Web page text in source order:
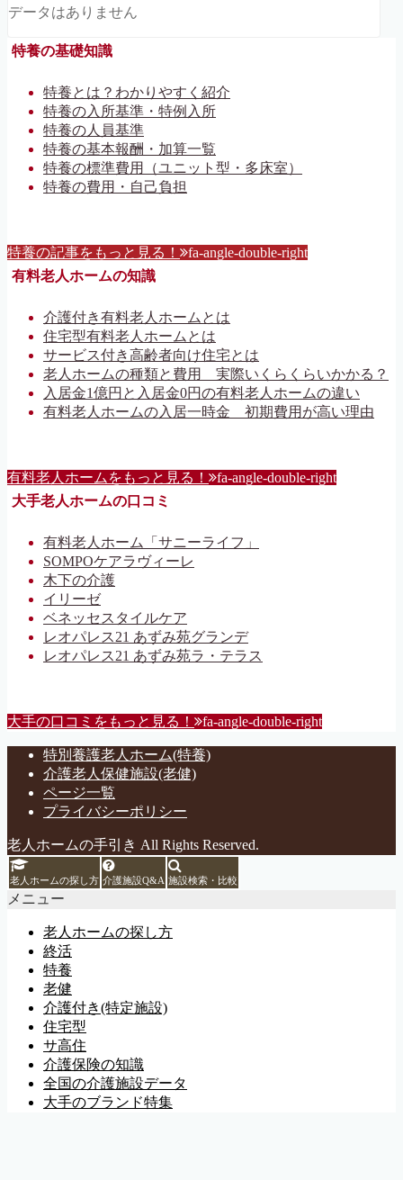
データはありません
特養の基礎知識
特養とは？わかりやすく紹介
特養の入所基準・特例入所
特養の人員基準
特養の基本報酬・加算一覧
特養の標準費用（ユニット型・多床室）
特養の費用・自己負担
特養の記事をもっと見る！ fa-angle-double-right
有料老人ホームの知識
介護付き有料老人ホームとは
住宅型有料老人ホームとは
サービス付き高齢者向け住宅とは
老人ホームの種類と費用 実際いくらくらいかかる？
入居金1億円と入居金0円の有料老人ホームの違い
有料老人ホームの入居一時金 初期費用が高い理由
有料老人ホームをもっと見る！ fa-angle-double-right
大手老人ホームの口コミ
有料老人ホーム「サニーライフ」
SOMPOケアラヴィーレ
木下の介護
イリーゼ
ベネッセスタイルケア
レオパレス21 あずみ苑グランデ
レオパレス21 あずみ苑ラ・テラス
大手の口コミをもっと見る！ fa-angle-double-right
特別養護老人ホーム(特養)
介護老人保健施設(老健)
ページ一覧
プライバシーポリシー
老人ホームの手引き All Rights Reserved.
老人ホームの探し方 介護施設Q&A 施設検索・比較
メニュー
老人ホームの探し方
終活
特養
老健
介護付き(特定施設)
住宅型
サ高住
介護保険の知識
全国の介護施設データ
大手のブランド特集